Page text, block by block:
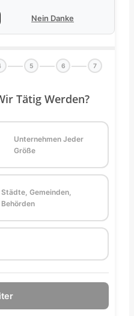
Nein Danke
5 6 7
Tätig Werden?
Unternehmen Jeder
Größe
Städte, Gemeinden,
Behörden